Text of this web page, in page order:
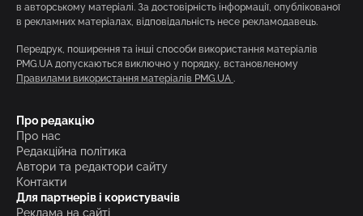
в авторському матеріалі. За достовірність інформації, опублікованої
в рекламних матеріалах, відповідальність несе рекламодавець.
Передрук, поширення та інші способи використання матеріалів
PMG.UA допускаються виключно у порядку, встановленому
Правилами використання матеріалів PMG.UA .
Про редакцію
Про нас
Редакційна політика
Автори та редактори сайту
Контакти
Для партнерів і користувачів
Реклама на сайті